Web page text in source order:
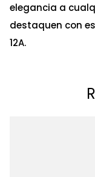
elegancia a
destaquen con
12A.